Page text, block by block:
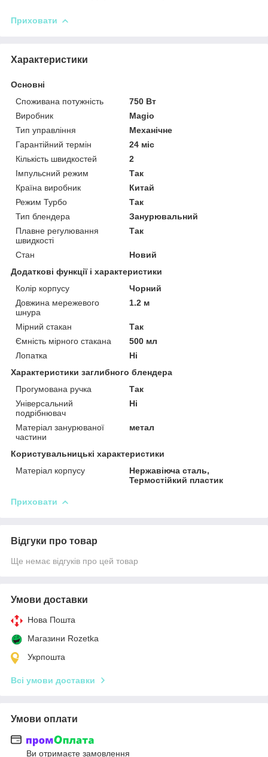
Приховати
Характеристики
Основні
Споживана потужність
750 Вт
Виробник
Magio
Тип управління
Механічне
Гарантійний термін
24 міс
Кількість швидкостей
2
Імпульсний режим
Так
Країна виробник
Китай
Режим Турбо
Так
Тип блендера
Занурювальний
Плавне регулювання
швидкості
Так
Стан
Новий
Додаткові функції і характеристики
Колір корпусу
Чорний
Довжина мережевого
шнура
1.2 м
Мірний стакан
Так
Ємність мірного стакана
500 мл
Лопатка
Ні
Характеристики заглибного блендера
Прогумована ручка
Так
Універсальний
подрібнювач
Ні
Матеріал занурюваної
частини
метал
Користувальницькі характеристики
Матеріал корпусу
Нержавіюча сталь,
Термостійкий пластик
Приховати
Відгуки про товар
Ще немає відгуків про цей товар
Умови доставки
Нова Пошта
Магазини Rozetka
Укрпошта
Всі умови доставки
Умови оплати
Ви отримаєте замовлення